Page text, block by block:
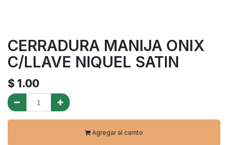
CERRADURA MANIJA ONIX
C/LLAVE NIQUEL SATIN
$ 1.00
Agregar al carrito